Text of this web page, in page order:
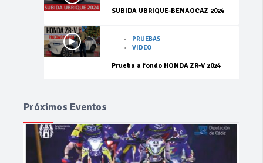
SUBIDA UBRIQUE-BENAOCAZ 2024
PRUEBAS
VIDEO
Prueba a fondo HONDA ZR-V 2024
Próximos Eventos